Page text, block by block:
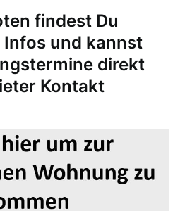
findest Du
Infos und kannst
direkt
Kontakt